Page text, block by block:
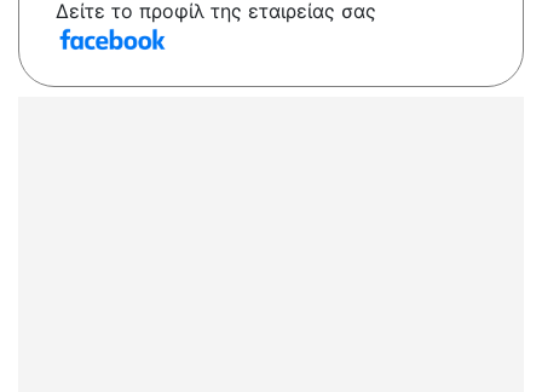
Δείτε το προφίλ της εταιρείας σας